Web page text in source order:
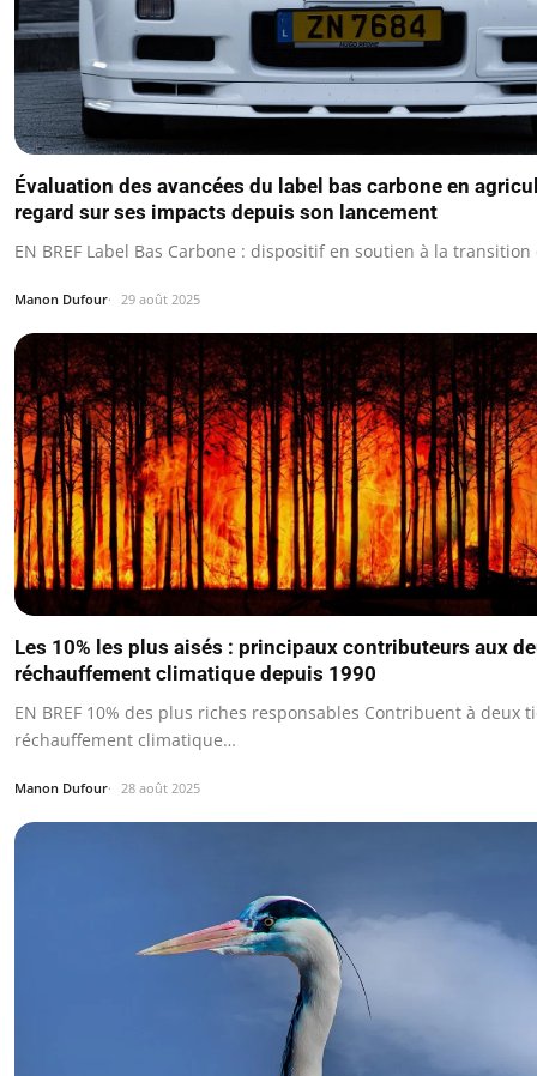
Évaluation des avancées du label bas carbone en
regard sur ses impacts depuis son lancement
EN BREF Label Bas Carbone : dispositif en soutien à la
Manon Dufour 29 août 2025
Les 10% les plus aisés : principaux contributeurs aux
réchauffement climatique depuis 1990
EN BREF 10% des plus riches responsables Contribuent à deux
réchauffement climatique…
Manon Dufour 28 août 2025